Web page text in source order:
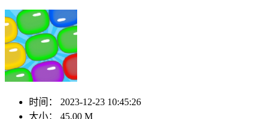
时间：
2023-12-23 10:45:26
大小：
45.00 M